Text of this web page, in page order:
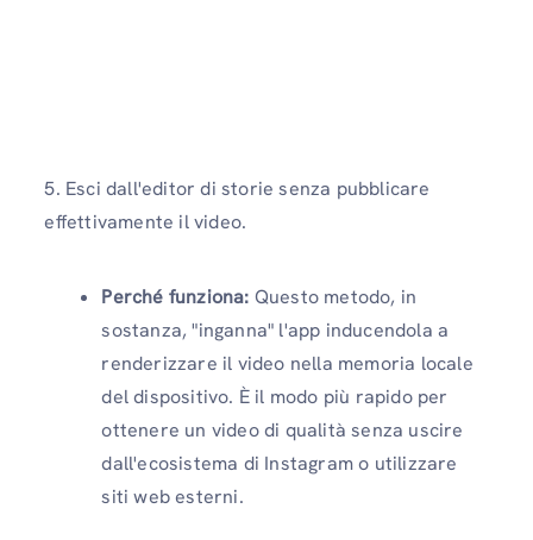
5. Esci dall'editor di storie senza pubblicare
effettivamente il video.
Perché funziona: Questo metodo, in
sostanza, "inganna" l'app inducendola a
renderizzare il video nella memoria locale
del dispositivo. È il modo più rapido per
ottenere un video di qualità senza uscire
dall'ecosistema di Instagram o utilizzare
siti web esterni.